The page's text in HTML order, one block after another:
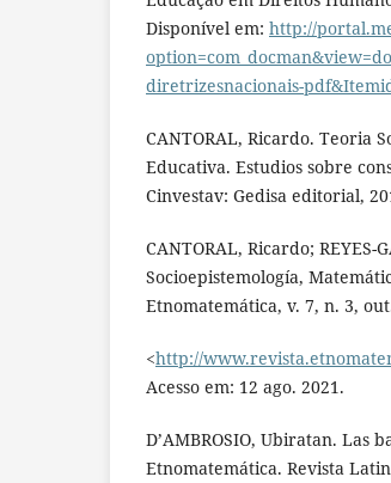
Disponível em: http://
diretrizesnacionais-
CANTORAL, Ricardo. Teoria
Educativa. Estudios sobre
Cinvestav: Gedisa editorial,
CANTORAL, Ricardo; REYES-
Socioepistemología,
Etnomatemática, v. 7, n. 3,
<http://
Acesso em: 12 ago. 2021.
D’AMBROSIO, Ubiratan. Las
Etnomatemática. Revista